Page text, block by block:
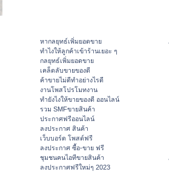
หากลยุทธ์เพิ่มยอดขาย
ทําไงให้ลูกค้าเข้าร้านเยอะ ๆ
กลยุทธ์เพิ่มยอดขาย
เคล็ดลับขายของดี
ค้าขายไม่ดีทำอย่างไรดี
งานโพสโปรโมทงาน
ทํายังไงให้ขายของดี ออนไลน์
รวม SMFขายสินค้า
ประกาศฟรีออนไลน์
ลงประกาศ สินค้า
เว็บบอร์ด โพสต์ฟรี
ลงประกาศ ซื้อ-ขาย ฟรี
ชุมชนคนไอทีขายสินค้า
ลงประกาศฟรีใหม่ๆ 2023